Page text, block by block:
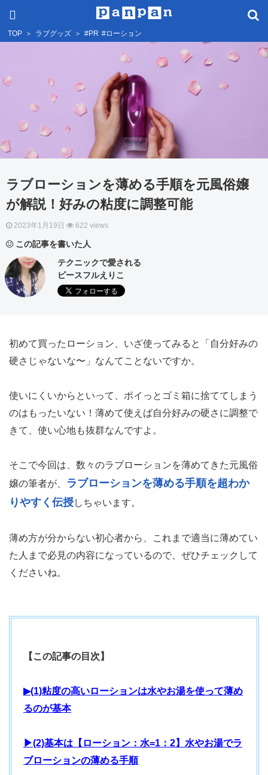
TOP ＞ ラブグッズ ＞ #PR #ローション
ラブローションを薄める手順を元風俗嬢
が解説！好みの粘度に調整可能
2023年1月19日 622 views
この記事を書いた人
テクニックで愛される
ピースフルえりこ
初めて買ったローション、いざ使ってみると「自分好みの
硬さじゃないな〜」なんてことないですか。
使いにくいからといって、ポイっとゴミ箱に捨ててしまう
のはもったいない！薄めて使えば自分好みの硬さに調整で
きて、使い心地も抜群なんですよ。
そこで今回は、数々のラブローションを薄めてきた元風俗
嬢の筆者が、
ラブローションを薄める手順を超わか
りやすく伝授しちゃいます。
薄め方が分からない初心者から、これまで適当に薄めてい
た人まで必見の内容になっているので、ぜひチェックして
くださいね。
【この記事の目次】
▶(1)粘度の高いローションは水やお湯を使って薄め
るのが基本
▶(2)基本は【ローション：水=1：2】水やお湯でラ
ブローションの薄める手順